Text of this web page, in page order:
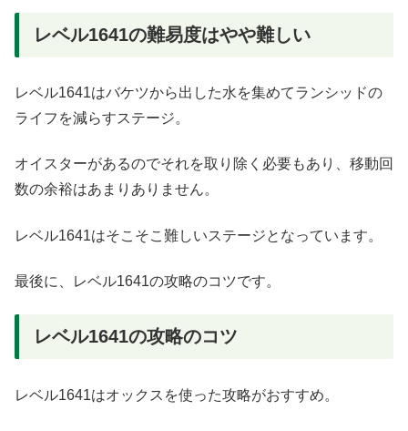
レベル1641の難易度はやや難しい
レベル1641はバケツから出した水を集めてランシッドの
ライフを減らすステージ。
オイスターがあるのでそれを取り除く必要もあり、移動回
数の余裕はあまりありません。
レベル1641はそこそこ難しいステージとなっています。
最後に、レベル1641の攻略のコツです。
レベル1641の攻略のコツ
レベル1641はオックスを使った攻略がおすすめ。